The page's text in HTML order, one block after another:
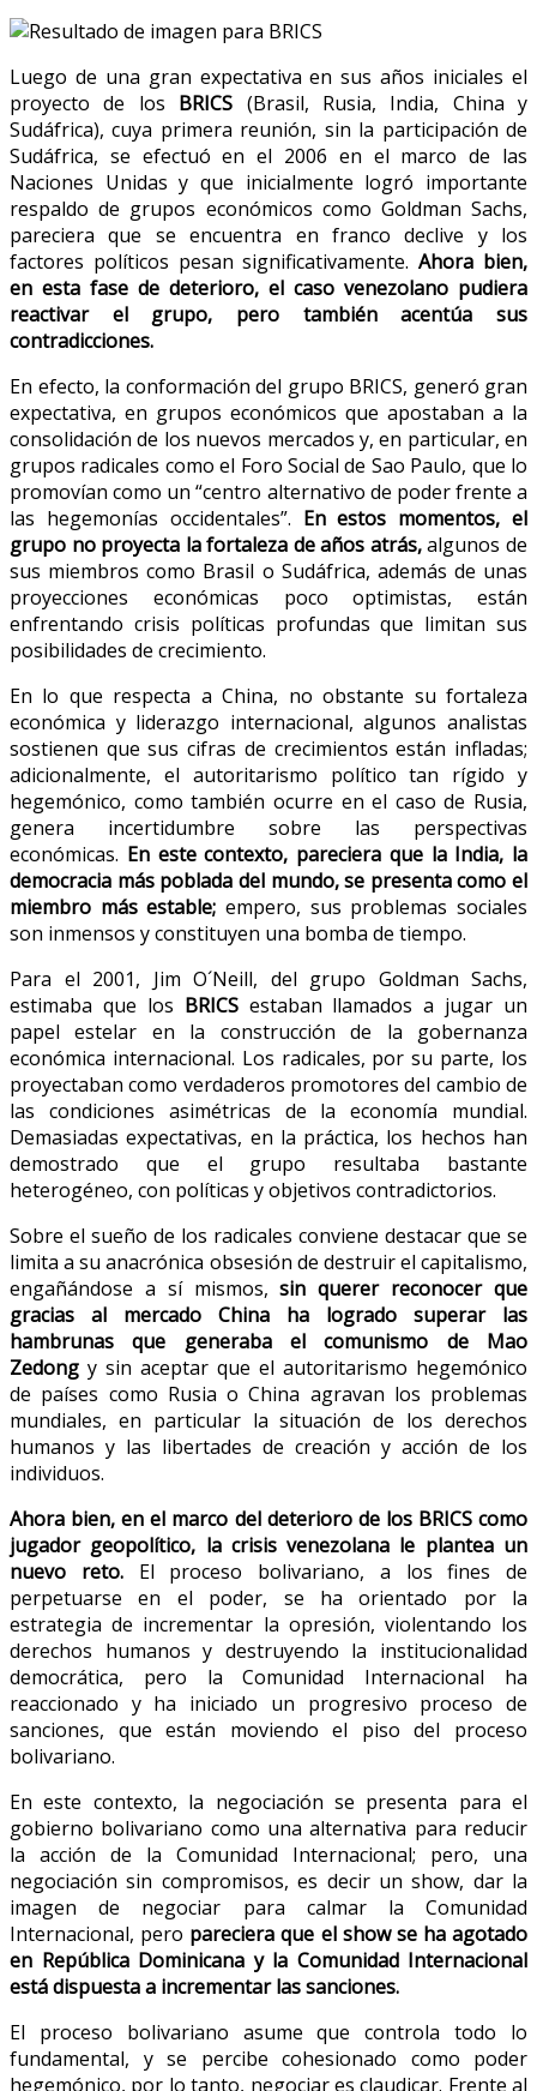
Luego de una gran expectativa en sus años iniciales el
proyecto de los BRICS (Brasil, Rusia, India, China y
Sudáfrica), cuya primera reunión, sin la participación de
Sudáfrica, se efectuó en el 2006 en el marco de las
Naciones Unidas y que inicialmente logró importante
respaldo de grupos económicos como Goldman Sachs,
pareciera que se encuentra en franco declive y los
factores políticos pesan significativamente.Ahora bien,
en esta fase de deterioro, el caso venezolano pudiera
reactivar el grupo, pero también acentúa sus
contradicciones.
En efecto, la conformación del grupo BRICS, generó gran
expectativa, en grupos económicos que apostaban a la
consolidación de los nuevos mercados y, en particular, en
grupos radicales como el Foro Social de Sao Paulo, que lo
promovían como un “centro alternativo de poder frente a
las hegemonías occidentales”. En estos momentos, el
grupo no proyecta la fortaleza de años atrás,algunos de
sus miembros como Brasil o Sudáfrica, además de unas
proyecciones económicas poco optimistas, están
enfrentando crisis políticas profundas que limitan sus
posibilidades de crecimiento.
En lo que respecta a China, no obstante su fortaleza
económica y liderazgo internacional, algunos analistas
sostienen que sus cifras de crecimientos están infladas;
adicionalmente, el autoritarismo político tan rígido y
hegemónico, como también ocurre en el caso de Rusia,
genera incertidumbre sobre las perspectivas
económicas. En este contexto, pareciera que la India, la
democracia más poblada del mundo, se presenta como el
miembro más estable; empero, sus problemas sociales
son inmensos y constituyen una bomba de tiempo.
Para el 2001, Jim O´Neill, del grupo Goldman Sachs,
estimaba que los BRICSestaban llamados a jugar un
papel estelar en la construcción de la gobernanza
económica internacional. Los radicales, por su parte, los
proyectaban como verdaderos promotores del cambio de
las condiciones asimétricas de la economía mundial.
Demasiadas expectativas, en la práctica, los hechos han
demostrado que el grupo resultaba bastante
heterogéneo, con políticas y objetivos contradictorios.
Sobre el sueño de los radicales conviene destacar que se
limita a su anacrónica obsesión de destruir el capitalismo,
engañándose a sí mismos,sin querer reconocer que
gracias al mercado China ha logrado superar las
hambrunas que generaba el comunismo de Mao
Zedong y sin aceptar que el autoritarismo hegemónico
de países como Rusia o China agravan los problemas
mundiales, en particular la situación de los derechos
humanos y las libertades de creación y acción de los
individuos.
Ahora bien, en el marco del deterioro de los BRICS como
jugador geopolítico, la crisis venezolana le plantea un
nuevo reto.El proceso bolivariano, a los fines de
perpetuarse en el poder, se ha orientado por la
estrategia de incrementar la opresión, violentando los
derechos humanos y destruyendo la institucionalidad
democrática, pero la Comunidad Internacional ha
reaccionado y ha iniciado un progresivo proceso de
sanciones, que están moviendo el piso del proceso
bolivariano.
En este contexto, la negociación se presenta para el
gobierno bolivariano como una alternativa para reducir
la acción de la Comunidad Internacional; pero, una
negociación sin compromisos, es decir un show, dar la
imagen de negociar para calmar la Comunidad
Internacional, pero pareciera que el show se ha agotado
en República Dominicana y la Comunidad Internacional
está dispuesta a incrementar las sanciones.
El proceso bolivariano asume que controla todo lo
fundamental, y se percibe cohesionado como poder
hegemónico, por lo tanto, negociar es claudicar. Frente al